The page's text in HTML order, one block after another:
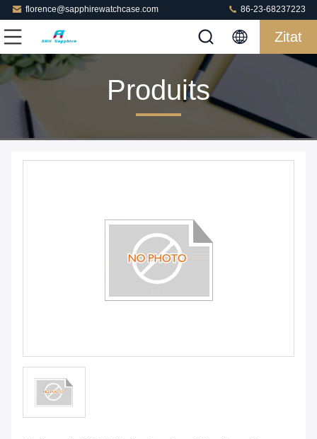
florence@sapphirewatchcase.com 86-23-68237223
Zitat
Produits